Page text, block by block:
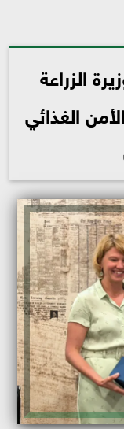
الزراعة
الغذائي